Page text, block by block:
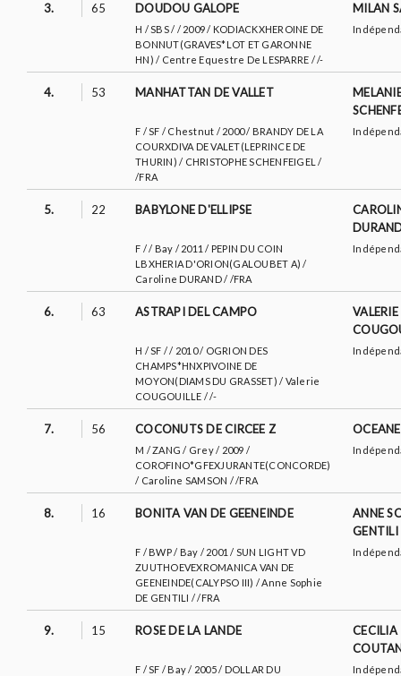
3. 65 DOUDOU GALOPE MILAN
H / SBS / / 2009 / KODIACKXHEROINE DE
BONNUT(GRAVES*LOT ET GARONNE
HN) / Centre Equestre De LESPARRE / /-
4. 53 MANHATTAN DE VALLET
F / SF / Chestnut / 2000 / BRANDY DE LA
COURXDIVA DE VALET(LEPRINCE DE
THURIN) / CHRISTOPHE SCHENFEIGEL /
/FRA
5. 22 BABYLONE D'ELLIPSE
F / / Bay / 2011 / PEPIN DU COIN
LBXHERIA D'ORION(GALOUBET A) /
Caroline DURAND / /FRA
6. 63 ASTRAPI DEL CAMPO
VALERIE
H / SF / / 2010 / OGRION DES
CHAMPS*HNXPIVOINE DE
MOYON(DIAMS DU GRASSET) / Valerie
COUGOUILLE / /-
7. 56 COCONUTS DE CIRCEE Z
M / ZANG / Grey / 2009 /
COROFINO*GFEXJURANTE(CONCORDE)
/ Caroline SAMSON / /FRA
8. 16 BONITA VAN DE GEENEINDE
ANNE
GENTILI
F / BWP / Bay / 2001 / SUN LIGHT VD
ZUUTHOEVEXROMANICA VAN DE
GEENEINDE(CALYPSO III) / Anne Sophie
DE GENTILI / /FRA
9. 15 ROSE DE LA LANDE
CECILIA
F / SF / Bay / 2005 / DOLLAR DU